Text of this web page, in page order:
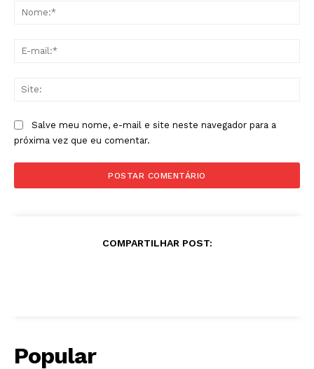
Salve meu nome, e-mail e site neste navegador para a
próxima vez que eu comentar.
COMPARTILHAR POST:
Popular